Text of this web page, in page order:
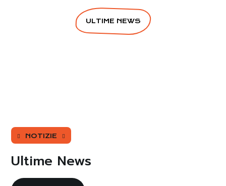
ULTIME NEWS
NOTIZIE
Ultime News